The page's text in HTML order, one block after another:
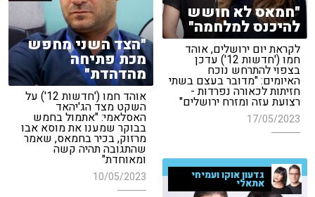
"חמאס לא חושש
להיכנס למלחמה"
לקראת יום ירושלים, אוהד
חמו ('חדשות 12') עדכן
בצפוי להתרחש נוכח
האיומים: "מדובר בעצם בשתי
חזיתות לכאורה נפרדות -
רצועת עזה ומזרח ירושלים"
17/05/2023
"הצד השני מחפש
מכת פתיחה
מהדהדת"
אוהד חמו ('חדשות 12') על
השקט מצד הג'יהאד
האסלאמי: "אתמול בחמש
בבוקר שמענו את מוסא אבו
מרזוק, בכיר בחמאס, שאמר
שהתגובה תהיה קשה
ומאוחדת"
10/05/2023 גדעון אוקו ועמיחי
אתאלי